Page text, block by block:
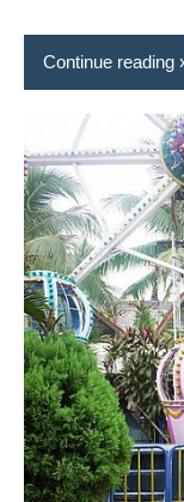
Continue reading